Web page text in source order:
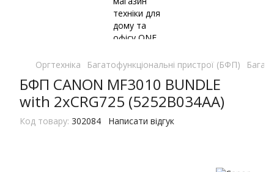
Оргтехніка Багатофункціональні пристрої (БФП)
БФП CANON MF3010 BUNDLE
with 2xCRG725 (5252B034AA)
Код товару: 302084 Написати відгук